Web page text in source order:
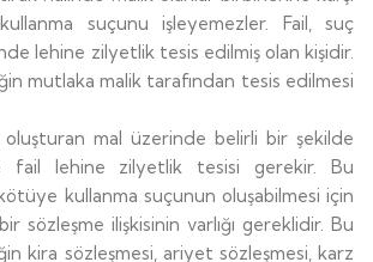
suçunu işleyemezler. Fail, suç
lehine zilyetlik tesis edilmiş olan kişidir.
mutlaka malik tarafından tesis edilmesi
oluşturan mal üzerinde belirli bir şekilde
fail lehine zilyetlik tesisi gerekir. Bu
kullanma suçunun oluşabilmesi için
sözleşme ilişkisinin varlığı gereklidir. Bu
kira sözleşmesi, ariyet sözleşmesi, karz